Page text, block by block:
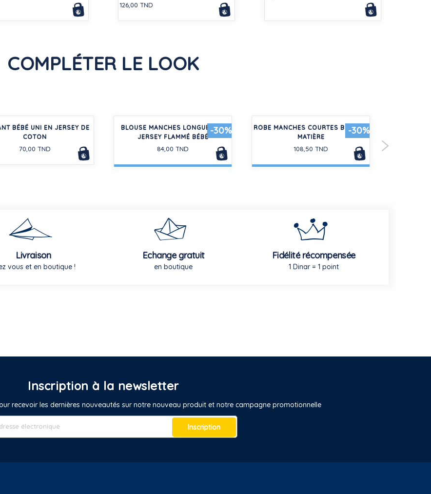
126,00 TND
COMPLÉTER LE LOOK
BÉBÉ UNI EN JERSEY DE
COTON
70,00 TND
-30%
BLOUSE MANCHES LONGUES EN
JERSEY FLAMMÉ BÉBÉ
84,00 TND
-30%
ROBE MANCHES COURTES BÉBÉ BI-
MATIÈRE
108,50 TND
Livraison
vous et en boutique !
Echange gratuit
en boutique
Fidélité récompensée
1 Dinar = 1 point
Inscription à la newsletter
recevoir les dernières nouveautés sur notre nouveau produit et notre campagne promotionnelle
Inscription